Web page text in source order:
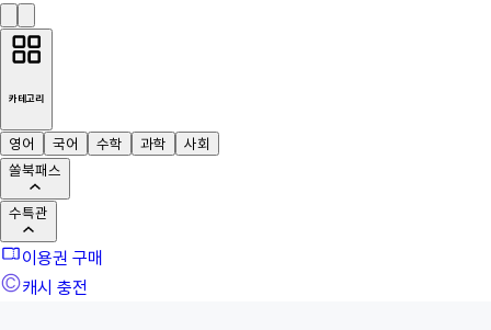
카테고리
영어 국어 수학 과학
사회
쏠북패스
수특관
이용권 구매
캐시 충전